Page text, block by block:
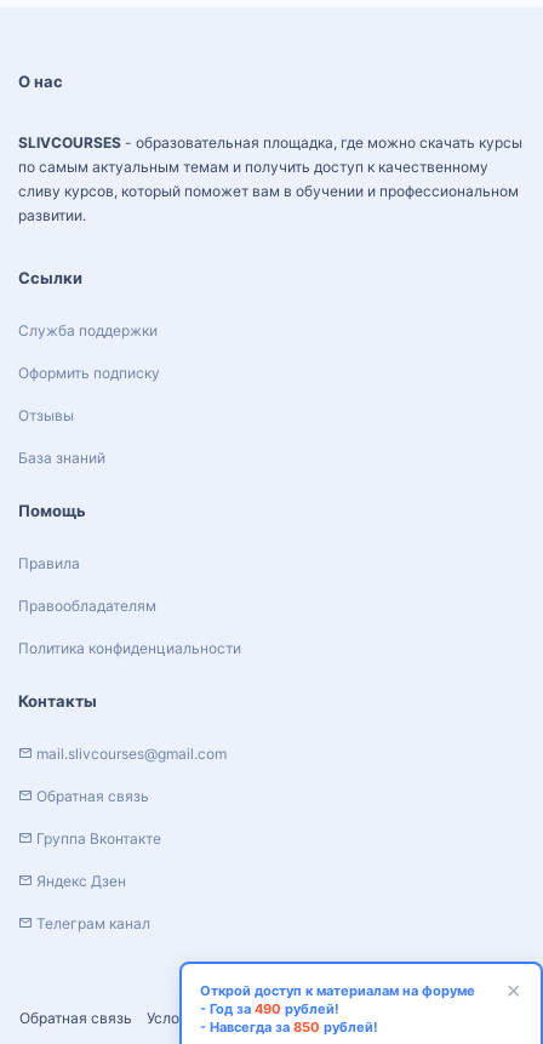
Обратная связь Условия и правила
Политика конфиденциальности
О нас
SLIVCOURSES - образовательная площадка, где можно скачать курсы
по самым актуальным темам и получить доступ к качественному
сливу курсов, который поможет вам в обучении и профессиональном
развитии.
Ссылки
Служба поддержки
Оформить подписку
Отзывы
База знаний
Помощь
Правила
Правообладателям
Политика конфиденциальности
Контакты
mail.slivcourses@gmail.com
Обратная связь
Группа Вконтакте
Яндекс Дзен
Телеграм канал
Открой доступ к материалам на форуме
- Год за 490 рублей!
- Навсегда за 850 рублей!